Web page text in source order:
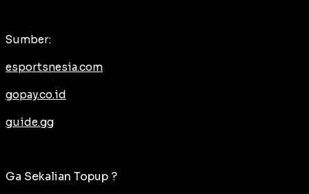
Sumber:
esportsnesia.com
gopay.co.id
guide.gg
Ga Sekalian Topup ?